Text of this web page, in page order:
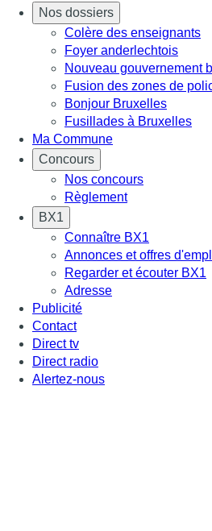
Nos dossiers
Colère des enseignants
Foyer anderlechtois
Nouveau gouvernement
Fusion des zones de
Bonjour Bruxelles
Fusillades à Bruxelles
Ma Commune
Concours
Nos concours
Règlement
BX1
Connaître BX1
Annonces et offres
Regarder et écouter BX1
Adresse
Publicité
Contact
Direct tv
Direct radio
Alertez-nous